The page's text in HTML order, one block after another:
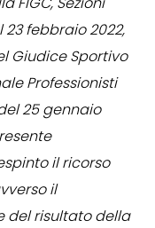
23 febbraio 2022,
Giudice Sportivo
Professionisti
25 gennaio
il ricorso
il
del risultato della